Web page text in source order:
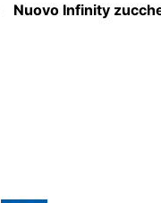
Nuovo Infinity